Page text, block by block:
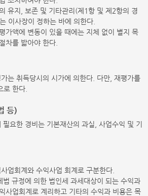
유지, 보존 및 기타관리(제1항 및 제2항의 경
이사장이 정하는 바에 의한다.
가액에 변동이 있을 때에는 지체 없이 별지 목
차를 밟아야 한다.
는 취득당시의 시가에 의한다. 다만, 재평가를
로 한다.
등)
요한 경비는 기본재산의 과실, 사업수익 및 기
업회계와 수익사업 회계로 구분한다.
규정에 의한 법인세 과세대상이 되는 수익과
사업회계로 계리하고 기타의 수익과 비용은 목